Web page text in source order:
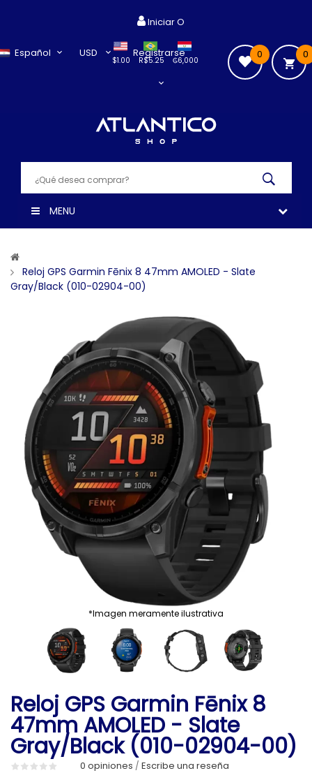
Español USD
$1.00 ₲6,000
R$5.25
Iniciar O
Registrarse 0
0
MENU
Reloj GPS Garmin Fēnix 8 47mm AMOLED - Slate
Gray/Black (010-02904-00)
*Imagen meramente ilustrativa
Reloj GPS Garmin Fēnix 8
47mm AMOLED - Slate
Gray/Black (010-02904-00)
0 opiniones / Escribe una reseña